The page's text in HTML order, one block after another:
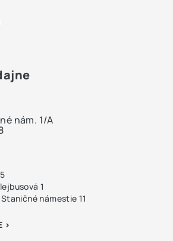
nám. 1/A
1
námestie 11
>